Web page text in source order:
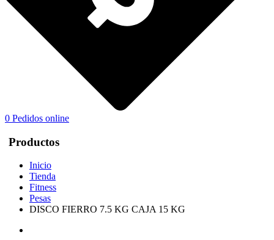
0 Pedidos online
Productos
Inicio
Tienda
Fitness
Pesas
DISCO FIERRO 7.5 KG CAJA 15 KG